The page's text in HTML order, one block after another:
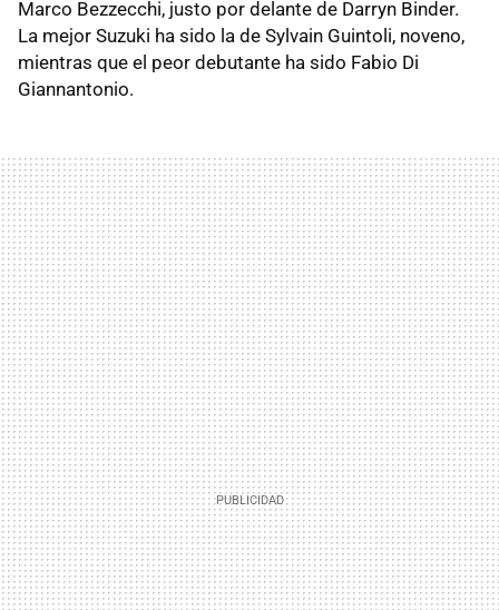
Marco Bezzecchi, justo por delante de Darryn Binder.
La mejor Suzuki ha sido la de Sylvain Guintoli, noveno,
mientras que el peor debutante ha sido Fabio Di
Giannantonio.